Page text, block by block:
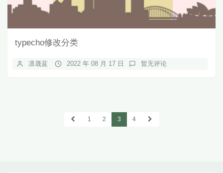
typecho修改分类
凛晟蓝 2022 年 08 月 17 日 暂无评论
1 2 3 4